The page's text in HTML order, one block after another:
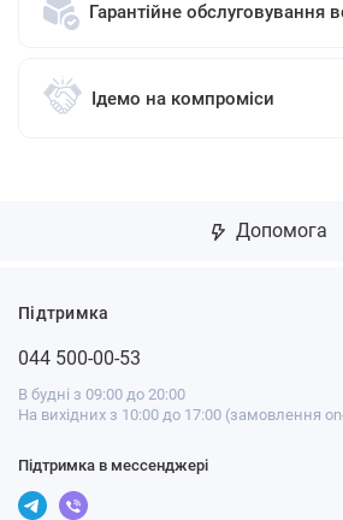
Гарантійне обслуговування
Ідемо на компроміси
Допомога
Підтримка
044 500-00-53
В будні з 09:00 до 20:00
На вихідних з 10:00 до 17:00 (замовлення
Підтримка в мессенджері